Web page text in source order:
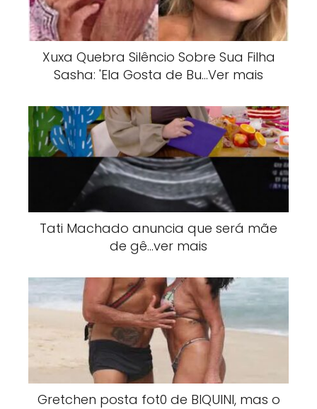
Xuxa Quebra Silêncio Sobre Sua Filha
Sasha: 'Ela Gosta de Bu…Ver mais
Tati Machado anuncia que será mãe
de gê…ver mais
Gretchen posta fot0 de BlQUlNI, mas o